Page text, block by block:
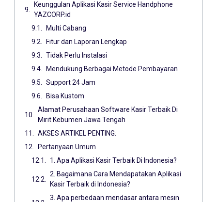
Keunggulan Aplikasi Kasir Service Handphone
YAZCORP.id
Multi Cabang
Fitur dan Laporan Lengkap
Tidak Perlu Instalasi
Mendukung Berbagai Metode Pembayaran
Support 24 Jam
Bisa Kustom
Alamat Perusahaan Software Kasir Terbaik Di
Mirit Kebumen Jawa Tengah
AKSES ARTIKEL PENTING:
Pertanyaan Umum
1. Apa Aplikasi Kasir Terbaik Di Indonesia?
2. Bagaimana Cara Mendapatakan Aplikasi
Kasir Terbaik di Indonesia?
3. Apa perbedaan mendasar antara mesin